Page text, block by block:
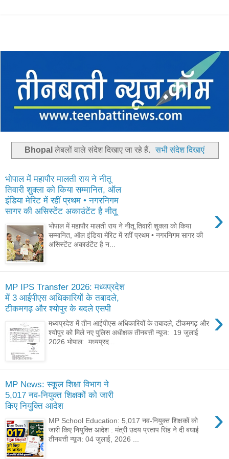
Bhopal लेबलों वाले संदेश दिखाए जा रहे हैं. सभी संदेश दिखाएं
भोपाल में महापौर मालती राय ने नीतू
तिवारी शुक्ला को किया सम्मानित, ऑल
इंडिया मेरिट में रहीं प्रथम • नगरनिगम
सागर की असिस्टेंट अकाउंटेंट है नीतू
›
भोपाल में महापौर मालती राय ने नीतू तिवारी शुक्ला को किया
सम्मानित, ऑल इंडिया मेरिट में रहीं प्रथम • नगरनिगम सागर की
असिस्टेंट अकाउंटेंट है न...
MP IPS Transfer 2026: मध्यप्रदेश
में 3 आईपीएस अधिकारियों के तबादले,
टीकमगढ़ और श्योपुर के बदले एसपी
›
मध्यप्रदेश में तीन आईपीएस अधिकारियों के तबादले, टीकमगढ़ और
श्योपुर को मिले नए पुलिस अधीक्षक तीनबत्ती न्यूज: 19 जुलाई
2026 भोपाल: मध्यप्रद...
MP News: स्कूल शिक्षा विभाग ने
5,017 नव-नियुक्त शिक्षकों को जारी
किए नियुक्ति आदेश
›
MP School Education: 5,017 नव-नियुक्त शिक्षकों को
जारी किए नियुक्ति आदेश : मंत्री उदय प्रताप सिंह ने दी बधाई
तीनबत्ती न्यूज: 04 जुलाई, 2026 ...